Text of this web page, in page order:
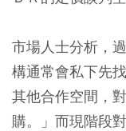
市場人士分析，
構通常會私下先
其他合作空間，
購。」而現階段